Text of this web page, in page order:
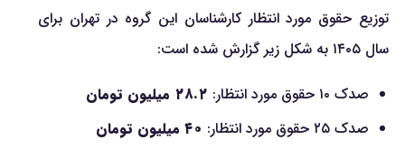
توزیع حقوق مورد انتظار کارشناسان این گروه در تهران برای
سال ۱۴۰۵ به شکل زیر گزارش شده است:
صدک ۱۰ حقوق مورد انتظار:
۲۸.۲ میلیون تومان
صدک ۲۵ حقوق مورد انتظار:
۴۰ میلیون تومان